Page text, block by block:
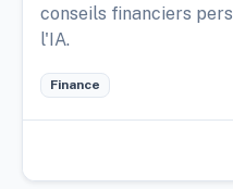
conseils financiers
l'IA.
Finance